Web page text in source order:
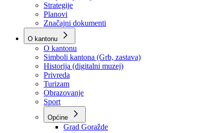
Poslovnik
Program rada Vlade
Ekspoze premijera
Strategije
Planovi
Značajni dokumenti
O kantonu
O kantonu
Simboli kantona (Grb, zastava)
Historija (digitalni muzej)
Privreda
Turizam
Obrazovanje
Sport